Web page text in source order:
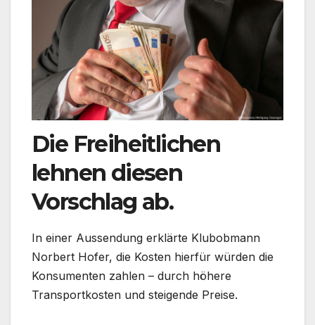
Die Freiheitlichen
lehnen diesen
Vorschlag ab.
In einer Aussendung erklärte Klubobmann
Norbert Hofer, die Kosten hierfür würden die
Konsumenten zahlen – durch höhere
Transportkosten und steigende Preise.